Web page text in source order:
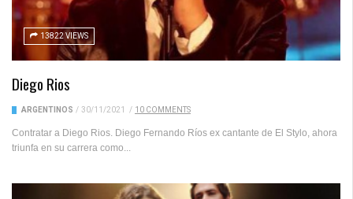
13822 VIEWS
Diego Rios
ARGENTINOS / 30/11/2021 / 10 COMMENTS
Contratar a Diego Rios. Diego Fernando Ríos ex cantante de El Stylo, ahora
triunfa en su carrera como...